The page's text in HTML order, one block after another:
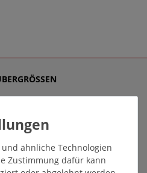
ähnliche Technologien
Zustimmung dafür kann